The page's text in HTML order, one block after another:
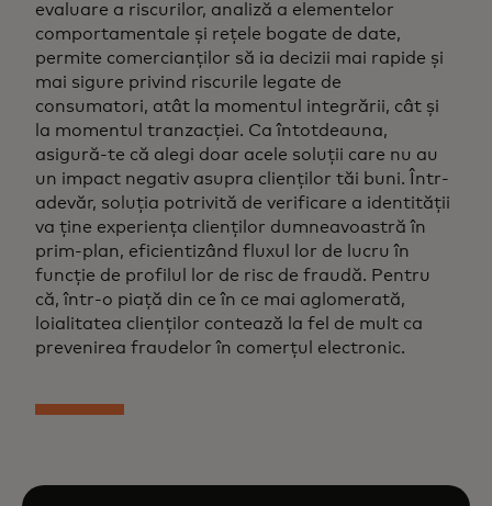
evaluare a riscurilor, analiză a elementelor
comportamentale și rețele bogate de date,
permite comercianților să ia decizii mai rapide și
mai sigure privind riscurile legate de
consumatori, atât la momentul integrării, cât și
la momentul tranzacției. Ca întotdeauna,
asigură-te că alegi doar acele soluții care nu au
un impact negativ asupra clienților tăi buni. Într-
adevăr, soluția potrivită de verificare a identității
va ține experiența clienților dumneavoastră în
prim-plan, eficientizând fluxul lor de lucru în
funcție de profilul lor de risc de fraudă. Pentru
că, într-o piață din ce în ce mai aglomerată,
loialitatea clienților contează la fel de mult ca
prevenirea fraudelor în comerțul electronic.